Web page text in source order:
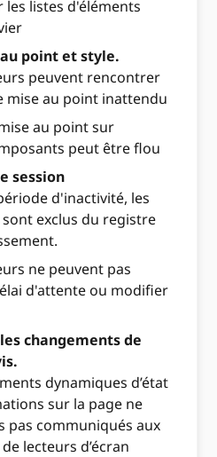
les listes d'éléments
point et style.
peuvent rencontrer
mise au point inattendu
au point sur
peut être flou
session
d'inactivité, les
exclus du registre
ne peuvent pas
d'attente ou modifier
changements de
dynamiques d’état
sur la page ne
pas communiqués aux
lecteurs d’écran